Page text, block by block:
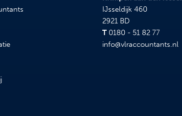
IJsseldijk 460
2921 BD
T0180 - 51 82 77
info@vlraccountants.nl